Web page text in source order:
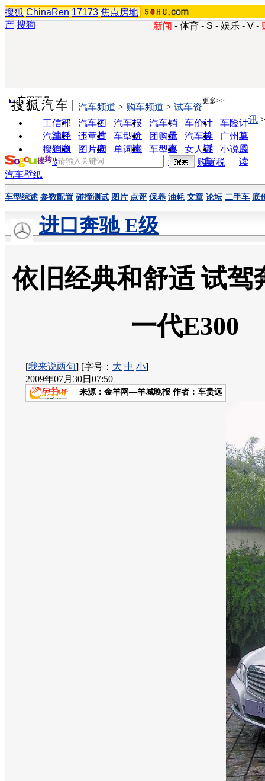
搜狐 ChinaRen 17173 焦点房地
产 搜狗 新闻 - 体育 - S - 娱乐 - V -
实用工具 更多>>
工信部
油耗
汽车图
片
汽车报
价
汽车销
量
车价计
算
车险计
算
汽车经
销商
违章查
询
车型对
比
团购优
惠
汽车投
诉
广州车
展
搜狗浏
览器
图片欣
赏
单词翻
车型查
询
女人宝
典
小说阅
读
汽车频道 > 购车频道 > 试车资
讯
购置税
汽车壁纸
车型综述 参数配置 碰撞测试 图片 点评 保养 油耗 文章 论坛 二手车 底
进口奔驰 E级
依旧经典和舒适 试驾
一代E300
[我来说两句] [字号： 大 中 小]
2009年07月30日07:50
来源： 金羊网—羊城晚报 作者：车贵远